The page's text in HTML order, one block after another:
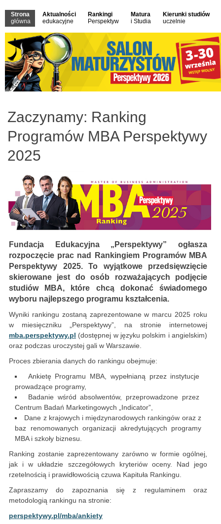
Strona
główna
Aktualności
edukacyjne
Rankingi
Perspektyw
Matura
i Studia
Kierunki studiów
uczelnie
Zaczynamy: Ranking
Programów MBA Perspektywy
2025
Fundacja Edukacyjna „Perspektywy” ogłasza
rozpoczęcie prac nad Rankingiem Programów MBA
Perspektywy 2025. To wyjątkowe przedsięwzięcie
skierowane jest do osób rozważających podjęcie
studiów MBA, które chcą dokonać świadomego
wyboru najlepszego programu kształcenia.
Wyniki rankingu zostaną zaprezentowane w marcu 2025 roku
w miesięczniku „Perspektywy”, na stronie internetowej
mba.perspektywy.pl (dostępnej w języku polskim i angielskim)
oraz podczas uroczystej gali w Warszawie.
Proces zbierania danych do rankingu obejmuje:
Ankietę Programu MBA, wypełnianą przez instytucje
prowadzące programy,
Badanie wśród absolwentów, przeprowadzone przez
Centrum Badań Marketingowych „Indicator”,
Dane z krajowych i międzynarodowych rankingów oraz z
baz renomowanych organizacji akredytujących programy
MBA i szkoły biznesu.
Ranking zostanie zaprezentowany zarówno w formie ogólnej,
jak i w układzie szczegółowych kryteriów oceny. Nad jego
rzetelnością i prawidłowością czuwa Kapituła Rankingu.
Zapraszamy do zapoznania się z regulaminem oraz
metodologią rankingu na stronie:
perspektywy.pl/mba/ankiety